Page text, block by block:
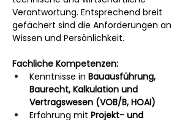
Verantwortung. Entsprechend breit
gefächert sind die Anforderungen an
Wissen und Persönlichkeit.
Fachliche Kompetenzen:
Kenntnisse in Bauausführung,
Baurecht, Kalkulation und
Vertragswesen (VOB/B, HOAI)
Erfahrung mit Projekt- und